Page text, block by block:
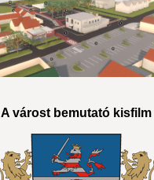
A várost bemutató kisfilm